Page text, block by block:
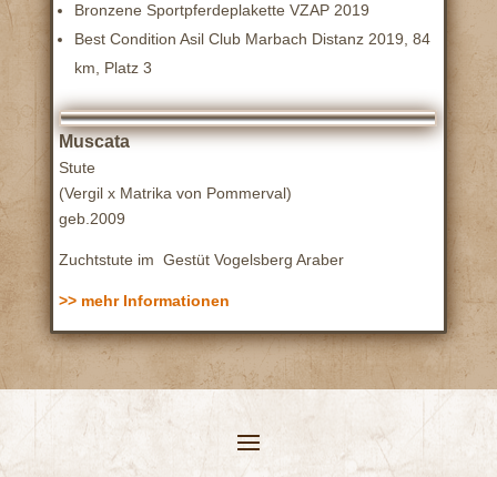
Bronzene Sportpferdeplakette VZAP 2019
Best Condition Asil Club Marbach Distanz 2019, 84
km, Platz 3
Muscata
Stute
(Vergil x Matrika von Pommerval)
geb.2009
Zuchtstute im Gestüt Vogelsberg Araber
>> mehr Informationen